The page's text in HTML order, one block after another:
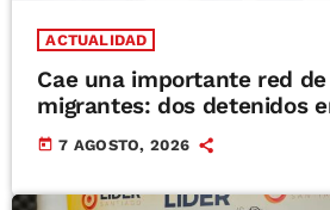
ACTUALIDAD
Cae una importante red
migrantes: dos detenidos
today 7 AGOSTO, 2026